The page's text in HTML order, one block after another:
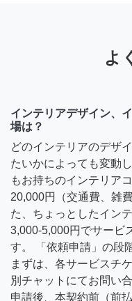
よ
インテリアデザイン、
場は？
どのインテリアのデザ
たいかによっても変動
もお持ちのインテリア
20,000円（交通費、雑
た、ちょっとしたイン
3,000-5,000円でサービ
す。 「依頼申請」の段
まずは、各サービスチ
別チャットにてお問い
申請後、本契約前（前